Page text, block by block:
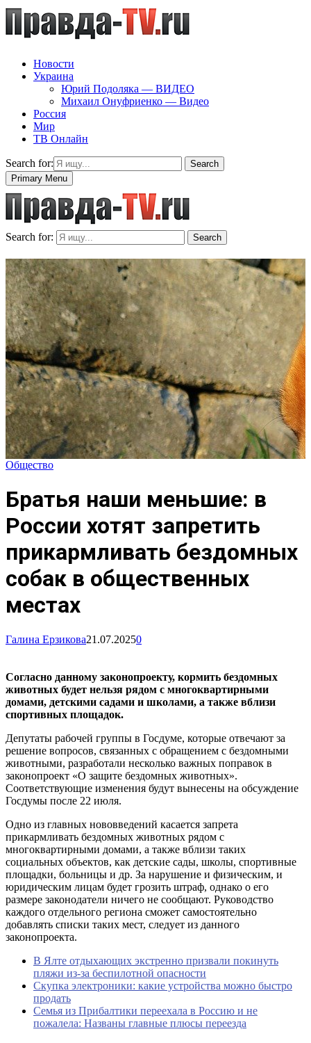
Новости
Украина
Юрий Подоляка — ВИДЕО
Михаил Онуфриенко — Видео
Россия
Мир
ТВ Онлайн
Search for:
Search
Primary Menu
Search for: Search
Общество
Братья наши меньшие: в
России хотят запретить
прикармливать бездомных
собак в общественных
местах
Галина Ерзикова21.07.20250
Согласно данному законопроекту, кормить бездомных
животных будет нельзя рядом с многоквартирными
домами, детскими садами и школами, а также вблизи
спортивных площадок.
Депутаты рабочей группы в Госдуме, которые отвечают за
решение вопросов, связанных с обращением с бездомными
животными, разработали несколько важных поправок в
законопроект «О защите бездомных животных».
Соответствующие изменения будут вынесены на обсуждение
Госдумы после 22 июля.
Одно из главных нововведений касается запрета
прикармливать бездомных животных рядом с
многоквартирными домами, а также вблизи таких
социальных объектов, как детские сады, школы, спортивные
площадки, больницы и др. За нарушение и физическим, и
юридическим лицам будет грозить штраф, однако о его
размере законодатели ничего не сообщают. Руководство
каждого отдельного региона сможет самостоятельно
добавлять списки таких мест, следует из данного
законопроекта.
В Ялте отдыхающих экстренно призвали покинуть
пляжи из-за беспилотной опасности
Скупка электроники: какие устройства можно быстро
продать
Семья из Прибалтики переехала в Россию и не
пожалела: Названы главные плюсы переезда